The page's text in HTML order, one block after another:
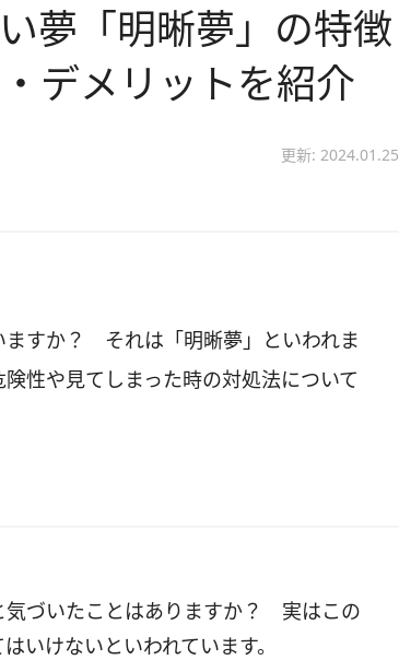
夢「明晰夢」の特徴
デメリットを紹介
更新: 2024.01.25
ますか？ それは「明晰夢」といわれま
性や見てしまった時の対処法について
気づいたことはありますか？ 実はこの
いけないといわれています。